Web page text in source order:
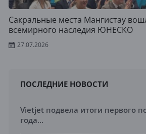
Сакральные места Мангистау
всемирного наследия ЮНЕСКО
27.07.2026
ПОСЛЕДНИЕ НОВОСТИ
Vietjet подвела итоги первого
года...